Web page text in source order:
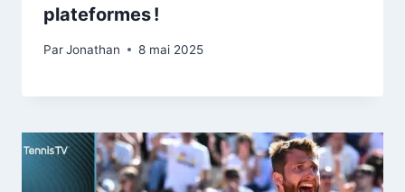
plateformes !
ParJonathan 8 mai 2025